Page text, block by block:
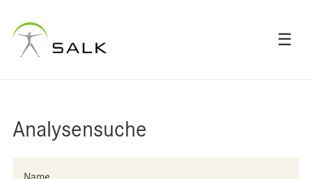
☰
Analysensuche